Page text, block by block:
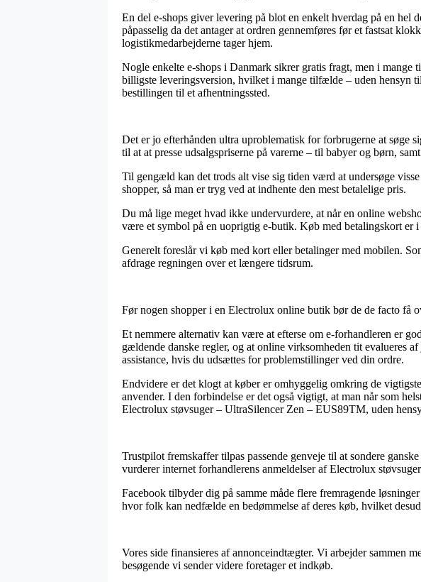
En del e-shops giver levering på blot en enkelt hverdag på en
påpasselig da det antager at ordren gennemføres før et fastsat
logistikmedarbejderne tager hjem.
Nogle enkelte e-shops i Danmark sikrer gratis fragt, men i
billigste leveringsversion, hvilket i mange tilfælde – uden
bestillingen til et afhentningssted.
Det er jo efterhånden ultra uproblematisk for forbrugerne at søge
til at at presse udsalgspriserne på varerne – til babyer og børn,
Til gengæld kan det trods alt vise sig tiden værd at undersøge
shopper, så man er tryg ved at indhente den mest betalelige pris.
Du må lige meget hvad ikke undervurdere, at når en online
være et symbol på en uoprigtig e-butik. Køb med betalingskort er
Generelt foreslår vi køb med kort eller betalinger med mobilen.
afdrage regningen over et længere tidsrum.
Før nogen shopper i en Electrolux online butik bør de de facto få
Et nemmere alternativ kan være at efterse om e-forhandleren er
gældende danske regler, og at online virksomheden tit evalueres
assistance, hvis du udsættes for problemstillinger ved din ordre.
Endvidere er det klogt at køber er omhyggelig omkring de
anvender. I den forbindelse er det også vigtigt, at man når som
Electrolux støvsuger – UltraSilencer Zen – EUS89TM, uden
Trustpilot fremskaffer tilpas passende genveje til at sondere
vurderer internet forhandlerens anmeldelser af Electrolux
Facebook tilbyder dig på samme måde flere fremragende
hvor folk kan nedfælde en bedømmelse af deres køb, hvilket
Vores side finansieres af annonceindtægter. Vi arbejder sammen
besøgende vi sender videre foretager et indkøb.